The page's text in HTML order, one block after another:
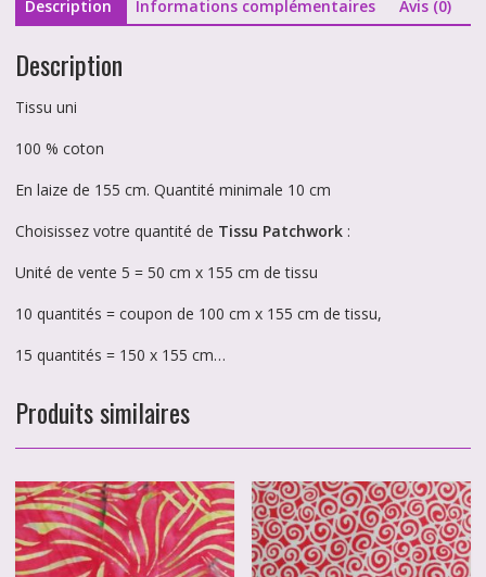
Description Informations complémentaires Avis (0)
Description
Tissu uni
100 % coton
En laize de 155 cm. Quantité minimale 10 cm
Choisissez votre quantité de Tissu Patchwork:
Unité de vente 5 = 50 cm x 155 cm de tissu
10 quantités = coupon de 100 cm x 155 cm de tissu,
15 quantités = 150 x 155 cm…
Produits similaires